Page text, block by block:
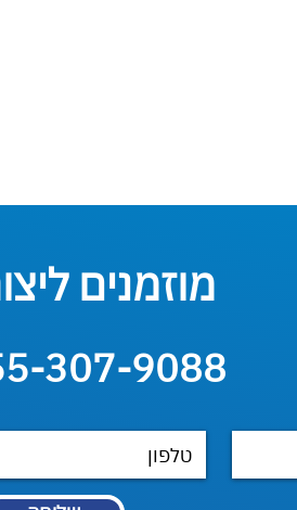
מוזמנים
307-9088